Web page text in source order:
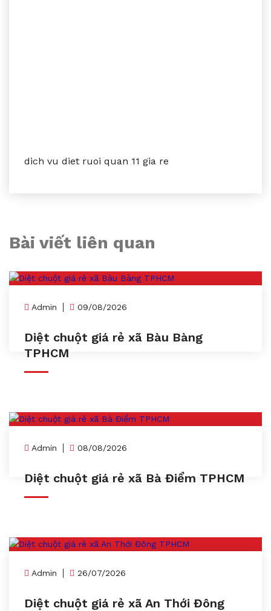
dich vu diet ruoi quan 11 gia re
Bài viết liên quan
Admin 09/08/2026
Diệt chuột giá rẻ xã Bàu Bàng
TPHCM
Admin 08/08/2026
Diệt chuột giá rẻ xã Bà Điểm TPHCM
Admin 26/07/2026
Diệt chuột giá rẻ xã An Thới Đông